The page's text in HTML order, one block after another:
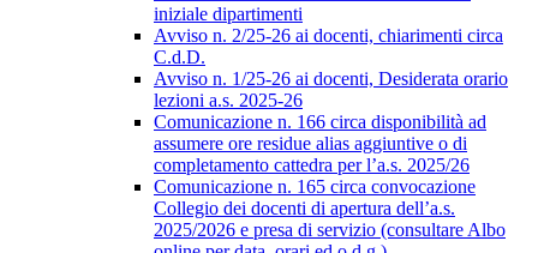
iniziale dipartimenti
Avviso n. 2/25-26 ai docenti, chiarimenti circa
C.d.D.
Avviso n. 1/25-26 ai docenti, Desiderata orario
lezioni a.s. 2025-26
Comunicazione n. 166 circa disponibilità ad
assumere ore residue alias aggiuntive o di
completamento cattedra per l’a.s. 2025/26
Comunicazione n. 165 circa convocazione
Collegio dei docenti di apertura dell’a.s.
2025/2026 e presa di servizio (consultare Albo